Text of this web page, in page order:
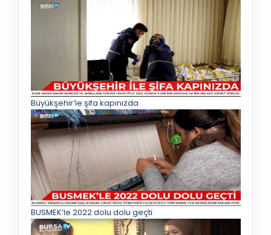
Büyükşehir’le şifa kapınızda
BUSMEK’le 2022 dolu dolu geçti